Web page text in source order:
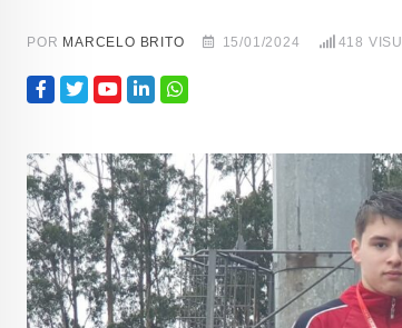
POR MARCELO BRITO 15/01/2024 418